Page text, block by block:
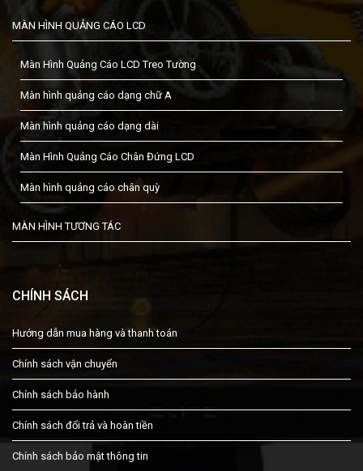
MÀN HÌNH QUẢNG CÁO LCD
Màn Hình Quảng Cáo LCD Treo Tường
Màn hình quảng cáo dạng chữ A
Màn hình quảng cáo dạng dài
Màn Hình Quảng Cáo Chân Đứng LCD
Màn hình quảng cáo chân quỳ
MÀN HÌNH TƯƠNG TÁC
CHÍNH SÁCH
Hướng dẫn mua hàng và thanh toán
Chính sách vận chuyển
Chính sách bảo hành
Chính sách đổi trả và hoàn tiền
Chính sách bảo mật thông tin